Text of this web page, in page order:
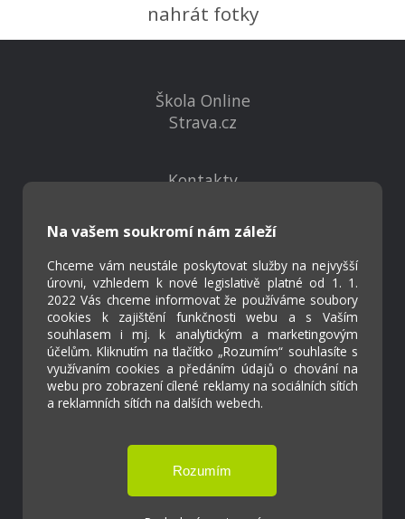
nahrát fotky
Na vašem soukromí nám záleží
Chceme vám neustále poskytovat služby na nejvyšší
úrovni, vzhledem k nové legislativě platné od 1. 1.
2022 Vás chceme informovat že používáme soubory
cookies k zajištění funkčnosti webu a s Vaším
souhlasem i mj. k analytickým a marketingovým
účelům. Kliknutím na tlačítko „Rozumím“ souhlasíte s
využívaním cookies a předáním údajů o chování na
webu pro zobrazení cílené reklamy na sociálních sítích
a reklamních sítích na dalších webech.
Škola Online
Strava.cz
Kontakty
Virtuální prohlídka
Cookies
Přístupnost
Přihlášení
Základní škola a Mateřská škola Ostrožská
Lhota